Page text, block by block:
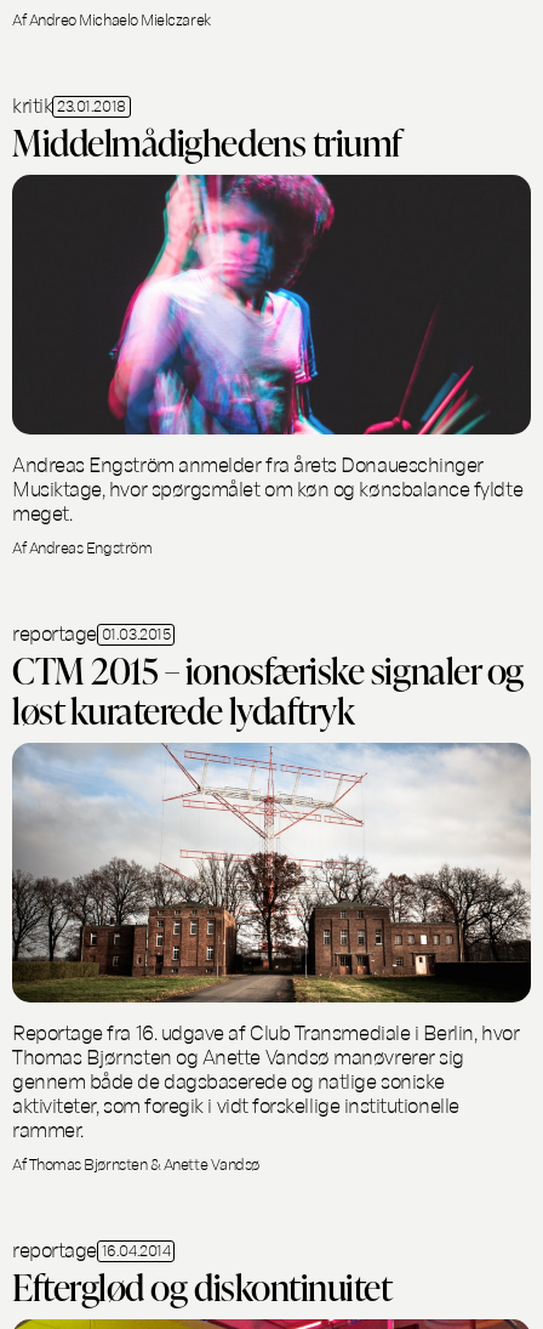
Af Andreo Michaelo Mielczarek
kritik 23.01.2018
Middelmådighedens triumf
Andreas Engström anmelder fra årets Donaueschinger
Musiktage, hvor spørgsmålet om køn og kønsbalance fyldte
meget.
Af Andreas Engström
reportage 01.03.2015
CTM 2015 – ionosfæriske signaler og
løst kuraterede lydaftryk
Reportage fra 16. udgave af Club Transmediale i Berlin, hvor
Thomas Bjørnsten og Anette Vandsø manøvrerer sig
gennem både de dagsbaserede og natlige soniske
aktiviteter, som foregik i vidt forskellige institutionelle
rammer.
Af Thomas Bjørnsten & Anette Vandsø
reportage 16.04.2014
Efterglød og diskontinuitet